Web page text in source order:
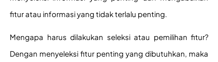
fitur atau informasi yang tidak terlalu penting.
Mengapa harus dilakukan seleksi atau pemilihan fitur?
Dengan menyeleksi fitur penting yang dibutuhkan, maka